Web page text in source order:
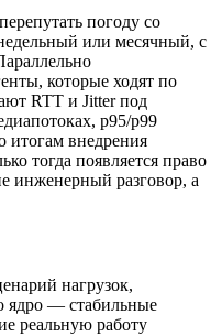
погоду со
или месячный, с
которые ходят по
RTT и Jitter под
p95/p99
итогам внедрения
тогда появляется право
инженерный разговор, а
нагрузок,
ядро — стабильные
реальную работу